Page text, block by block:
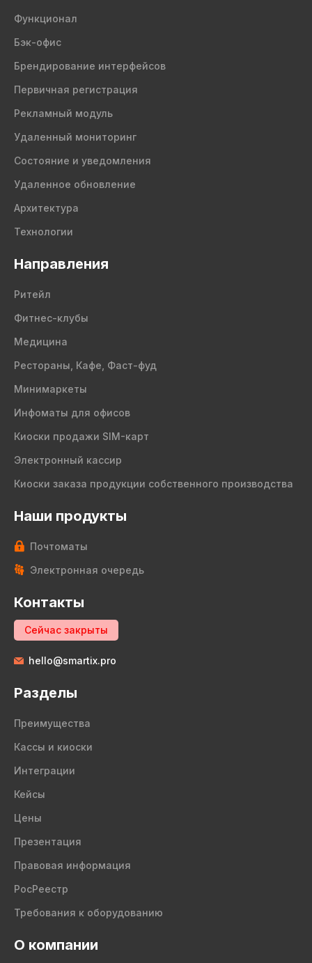
Функционал
Бэк-офис
Брендирование интерфейсов
Первичная регистрация
Рекламный модуль
Удаленный мониторинг
Состояние и уведомления
Удаленное обновление
Архитектура
Технологии
Направления
Ритейл
Фитнес-клубы
Медицина
Рестораны, Кафе, Фаст-фуд
Минимаркеты
Инфоматы для офисов
Киоски продажи SIM-карт
Электронный кассир
Киоски заказа продукции собственного производства
Наши продукты
Почтоматы
Электронная очередь
Контакты
Сейчас закрыты
hello@smartix.pro
Разделы
Преимущества
Кассы и киоски
Интеграции
Кейсы
Цены
Презентация
Правовая информация
РосРеестр
Требования к оборудованию
О компании